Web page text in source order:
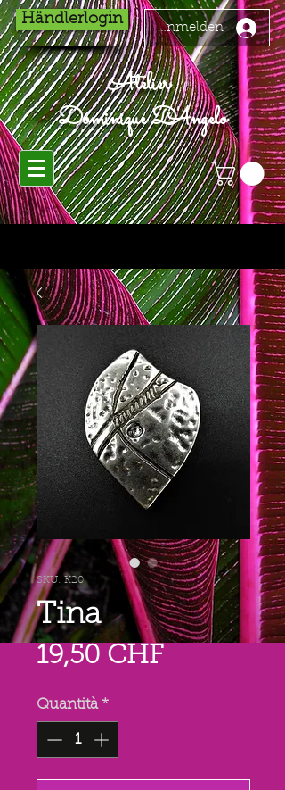
Händlerlogin
Anmelden
Atelier
Dominique D'Angelo
SKU: K20
Tina
19,50 CHFPrezzo
Quantità *